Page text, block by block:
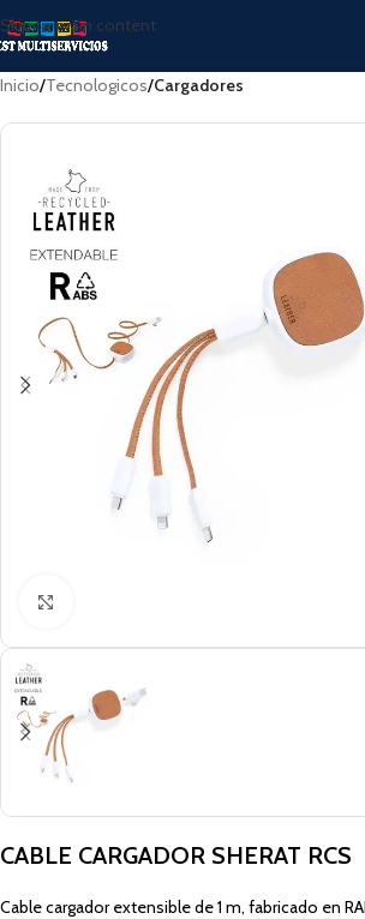
Skip to main content
Inicio Tecnologicos Cargadores
CABLE CARGADOR SHERAT RCS
Cable cargador extensible de 1 m, fabricado en